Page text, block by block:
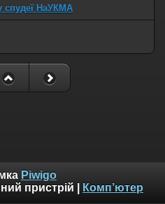
спудеї НаУКМА
Piwigo
пристрій Комп’ютер